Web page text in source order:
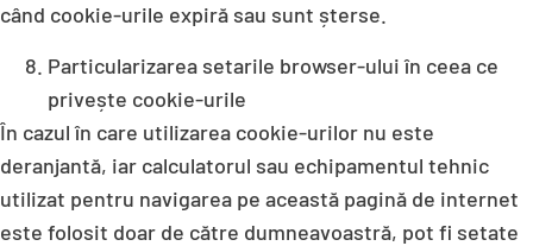
când cookie-urile expiră sau sunt șterse.
Particularizarea setarile browser-ului în ceea ce
privește cookie-urile
În cazul în care utilizarea cookie-urilor nu este
deranjantă, iar calculatorul sau echipamentul tehnic
utilizat pentru navigarea pe această pagină de internet
este folosit doar de către dumneavoastră, pot fi setate